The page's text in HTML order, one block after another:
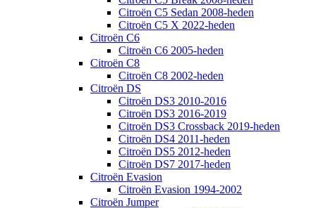
Citroën C5 Sedan 2008-heden
Citroën C5 X 2022-heden
Citroën C6
Citroën C6 2005-heden
Citroën C8
Citroën C8 2002-heden
Citroën DS
Citroën DS3 2010-2016
Citroën DS3 2016-2019
Citroën DS3 Crossback 2019-heden
Citroën DS4 2011-heden
Citroën DS5 2012-heden
Citroën DS7 2017-heden
Citroën Evasion
Citroën Evasion 1994-2002
Citroën Jumper